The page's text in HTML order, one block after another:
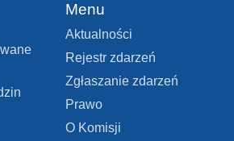
Menu
Aktualności
Rejestr zdarzeń
Zgłaszanie zdarzeń
Prawo
O Komisji